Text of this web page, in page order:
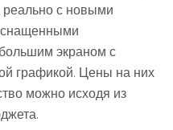
реально с новыми
экраном с
графикой. Цены на них
можно исходя из